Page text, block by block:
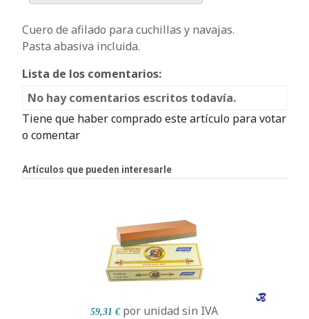
Cuero de afilado para cuchillas y navajas.
Pasta abasiva incluida.
Lista de los comentarios:
No hay comentarios escritos todavía.
Tiene que haber comprado este artículo para votar
o comentar
Artículos que pueden interesarle
59,31 € por unidad sin IVA